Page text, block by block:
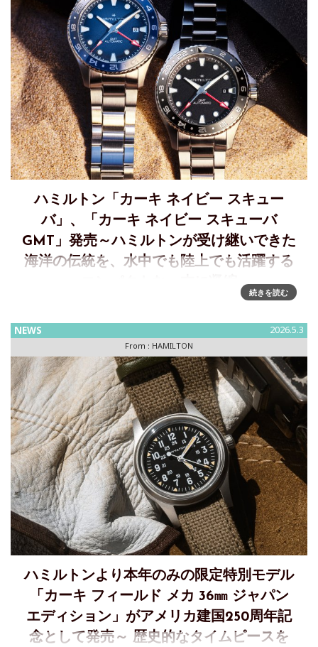
ハミルトン「カーキ ネイビー スキュー
バ」、「カーキ ネイビー スキューバ
GMT」発売～ハミルトンが受け継いできた
海洋の伝統を、水中でも陸上でも活躍する
と、冒険者へ旅路を照らす「カーキ ネイビー スキューバ
GMT」発売 ウェーブ状のテクスチャーが宿るダイヤルが、こ
の時計が持つ海洋的なアイデンティティを際立たせ、大胆な
続きを読む
NEWS 2026.5.3
From : HAMILTON
ハミルトンより本年のみの限定特別モデル
「カーキ フィールド メカ 36㎜ ジャパン
エディション」がアメリカ建国250周年記
念として発売～ 歴史的なタイムピースを